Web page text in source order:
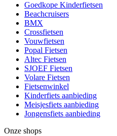
Goedkope Kinderfietsen
Beachcruisers
BMX
Crossfietsen
Vouwfietsen
Popal Fietsen
Altec Fietsen
SJOEF Fietsen
Volare Fietsen
Fietsenwinkel
Kinderfiets aanbieding
Meisjesfiets aanbieding
Jongensfiets aanbieding
Onze shops